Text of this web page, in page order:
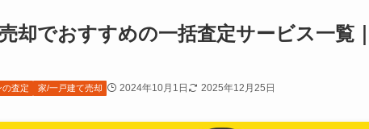
却でおすすめの一括査定サービス一覧
の査定 家/一戸建て売却 2024年10月1日 2025年12月25日